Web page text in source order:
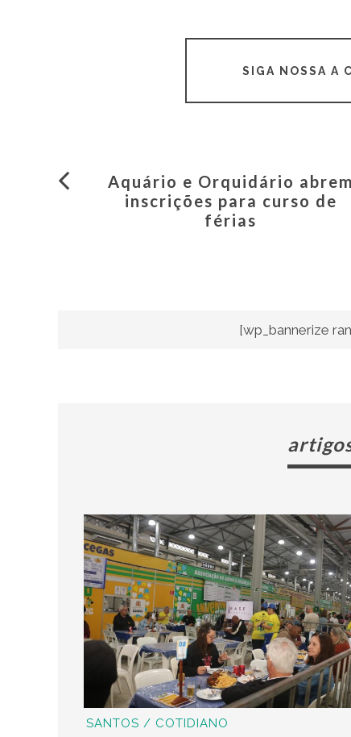
SIGA NOSSA A
Aquário e Orquidário abrem
inscrições para curso de
férias
[wp_bannerize
SANTOS / COTIDIANO